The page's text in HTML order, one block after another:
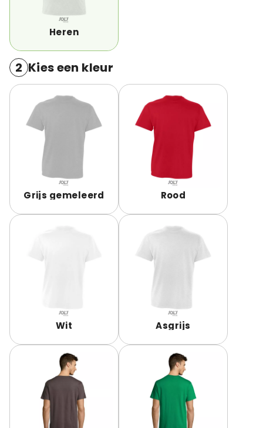
Heren
2 Kies een kleur
Grijs gemeleerd Rood
Wit Asgrijs